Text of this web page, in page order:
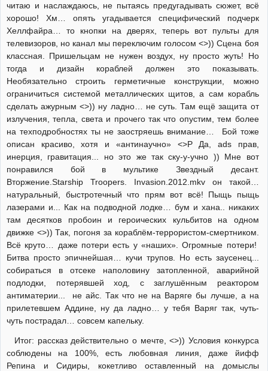
читаю и наслаждаюсь, не пытаясь предугадывать сюжет, всё
хорошо! Хм… опять угадывается специфический подчерк
Хеллфайра… то кнопки на дверях, теперь вот пульты для
телевизоров, но канал мы переключим голосом <>)) Сцена боя
классная. Пришельцам не нужен воздух, ну просто жуть! Но
тогда и дизайн кораблей должен это показывать.
Необязательно строить герметичные конструкции, можно
ограничиться системой металлических щитов, а сам корабль
сделать ажурным <>)) ну ладно… не суть. Там ещё защита от
излучения, тепла, света и прочего так что опустим, тем более
на техподробностях ты не заостряешь внимание… Бой тоже
описан красиво, хотя и «антинаучно» <>P Да, ads прав,
инерция, гравитация... но это же так ску-у-учно )) Мне вот
понравился бой в мультике Звездный десант.
Вторжение.Starship Troopers. Invasion.2012.mkv он такой…
натуральный, быстротечный что прям вот всё! Пыщь пыщь
лазерами и... Как на подводной лодке… бум и хана.. никаких
там десятков пробоин и героических кульбитов на одном
движке <>)) Так, погоня за кораблём-террористом-смертником.
Всё круто… даже потери есть у «наших». Огромные потери!
Битва просто эпичнейшая… кучи трупов. Но есть заусенец...
собираться в отсеке наполовину затопленной, аварийной
подлодки, потерявшей ход, с заглушённым реактором
антиматерии... не айс. Так что не на Варяге бы лучше, а на
прилетевшем Аддине, ну да ладно… у тебя Варяг так, чуть-
чуть пострадал… совсем капельку.
Итог: рассказ действительно о мечте, <>)) Условия конкурса
соблюдены на 100%, есть любовная линия, даже йифф
Репина и Сидиры, кокетливо оставленный на домыслы